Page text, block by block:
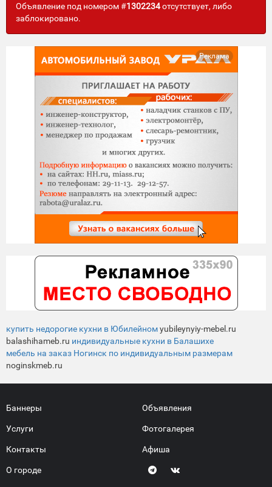
Объявление под номером #1302234отсутствует, либо
заблокировано.
Реклама
купить недорогие кухни в Юбилейномyubileynyiy-mebel.ru
balashihameb.ru индивидуальные кухни в Балашихе
мебель на заказ Ногинск по индивидуальным размерам
noginskmeb.ru
Баннеры
Услуги
Контакты
О городе
Объявления
Фотогалерея
Афиша